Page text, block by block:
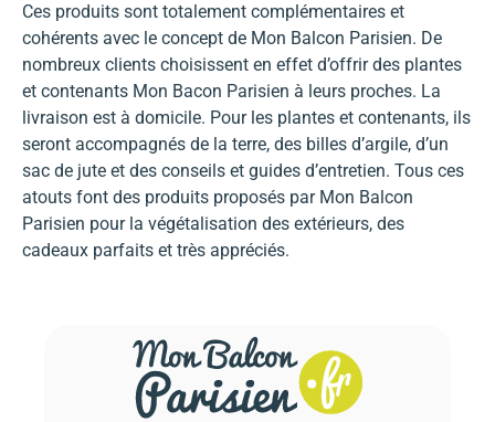
Ces produits sont totalement complémentaires et
cohérents avec le concept de Mon Balcon Parisien. De
nombreux clients choisissent en effet d’offrir des plantes
et contenants Mon Bacon Parisien à leurs proches. La
livraison est à domicile. Pour les plantes et contenants, ils
seront accompagnés de la terre, des billes d’argile, d’un
sac de jute et des conseils et guides d’entretien. Tous ces
atouts font des produits proposés par Mon Balcon
Parisien pour la végétalisation des extérieurs, des
cadeaux parfaits et très appréciés.